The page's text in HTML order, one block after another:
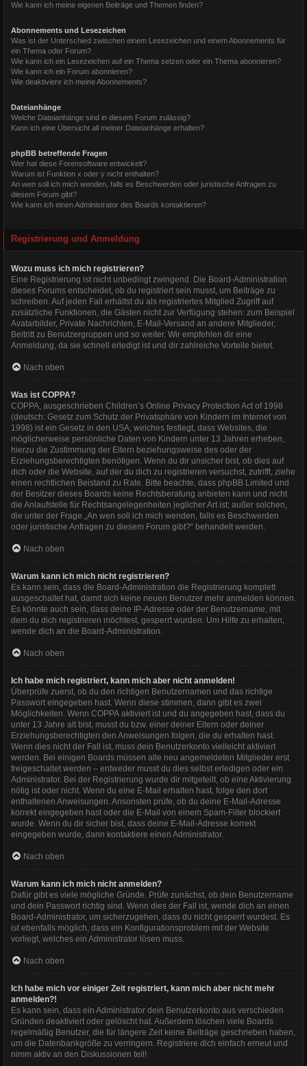
Wie kann ich meine eigenen Beiträge und Themen finden?
Abonnements und Lesezeichen
Was ist der Unterschied zwischen einem Lesezeichen und einem Abonnements für
ein Thema oder Forum?
Wie kann ich ein Lesezeichen auf ein Thema setzen oder ein Thema abonnieren?
Wie kann ich ein Forum abonnieren?
Wie deaktiviere ich meine Abonnements?
Dateianhänge
Welche Dateianhänge sind in diesem Forum zulässig?
Kann ich eine Übersicht all meiner Dateianhänge erhalten?
phpBB betreffende Fragen
Wer hat diese Forensoftware entwickelt?
Warum ist Funktion x oder y nicht enthalten?
An wen soll ich mich wenden, falls es Beschwerden oder juristische Anfragen zu
diesem Forum gibt?
Wie kann ich einen Administrator des Boards kontaktieren?
Registrierung und Anmeldung
Wozu muss ich mich registrieren?
Eine Registrierung ist nicht unbedingt zwingend. Die Board-Administration
dieses Forums entscheidet, ob du registriert sein musst, um Beiträge zu
schreiben. Auf jeden Fall erhältst du als registriertes Mitglied Zugriff auf
zusätzliche Funktionen, die Gästen nicht zur Verfügung stehen: zum Beispiel
Avatarbilder, Private Nachrichten, E-Mail-Versand an andere Mitglieder,
Beitritt zu Benutzergruppen und so weiter. Wir empfehlen dir eine
Anmeldung, da sie schnell erledigt ist und dir zahlreiche Vorteile bietet.
Nach oben
Was ist COPPA?
COPPA, ausgeschrieben Children’s Online Privacy Protection Act of 1998
(deutsch: Gesetz zum Schutz der Privatsphäre von Kindern im Internet von
1998) ist ein Gesetz in den USA, welches festlegt, dass Websites, die
möglicherweise persönliche Daten von Kindern unter 13 Jahren erheben,
hierzu die Zustimmung der Eltern beziehungsweise des oder der
Erziehungsberechtigten benötigen. Wenn du dir unsicher bist, ob dies auf
dich oder die Website, auf der du dich zu registrieren versuchst, zutrifft, ziehe
einen rechtlichen Beistand zu Rate. Bitte beachte, dass phpBB Limited und
der Besitzer dieses Boards keine Rechtsberatung anbieten kann und nicht
die Anlaufstelle für Rechtsangelegenheiten jeglicher Art ist; außer solchen,
die unter der Frage „An wen soll ich mich wenden, falls es Beschwerden
oder juristische Anfragen zu diesem Forum gibt?“ behandelt werden.
Nach oben
Warum kann ich mich nicht registrieren?
Es kann sein, dass die Board-Administration die Registrierung komplett
ausgeschaltet hat, damit sich keine neuen Benutzer mehr anmelden können.
Es könnte auch sein, dass deine IP-Adresse oder der Benutzername, mit
dem du dich registrieren möchtest, gesperrt wurden. Um Hilfe zu erhalten,
wende dich an die Board-Administration.
Nach oben
Ich habe mich registriert, kann mich aber nicht anmelden!
Überprüfe zuerst, ob du den richtigen Benutzernamen und das richtige
Passwort eingegeben hast. Wenn diese stimmen, dann gibt es zwei
Möglichkeiten. Wenn COPPA aktiviert ist und du angegeben hast, dass du
unter 13 Jahre alt bist, musst du bzw. einer deiner Eltern oder deiner
Erziehungsberechtigten den Anweisungen folgen, die du erhalten hast.
Wenn dies nicht der Fall ist, muss dein Benutzerkonto vielleicht aktiviert
werden. Bei einigen Boards müssen alle neu angemeldeten Mitglieder erst
freigeschaltet werden – entweder musst du dies selbst erledigen oder ein
Administrator. Bei der Registrierung wurde dir mitgeteilt, ob eine Aktivierung
nötig ist oder nicht. Wenn du eine E-Mail erhalten hast, folge den dort
enthaltenen Anweisungen. Ansonsten prüfe, ob du deine E-Mail-Adresse
korrekt eingegeben hast oder die E-Mail von einem Spam-Filter blockiert
wurde. Wenn du dir sicher bist, dass deine E-Mail-Adresse korrekt
eingegeben wurde, dann kontaktiere einen Administrator.
Nach oben
Warum kann ich mich nicht anmelden?
Dafür gibt es viele mögliche Gründe. Prüfe zunächst, ob dein Benutzername
und dein Passwort richtig sind. Wenn dies der Fall ist, wende dich an einen
Board-Administrator, um sicherzugehen, dass du nicht gesperrt wurdest. Es
ist ebenfalls möglich, dass ein Konfigurationsproblem mit der Website
vorliegt, welches ein Administrator lösen muss.
Nach oben
Ich habe mich vor einiger Zeit registriert, kann mich aber nicht mehr
anmelden?!
Es kann sein, dass ein Administrator dein Benutzerkonto aus verschieden
Gründen deaktiviert oder gelöscht hat. Außerdem löschen viele Boards
regelmäßig Benutzer, die für längere Zeit keine Beiträge geschrieben haben,
um die Datenbankgröße zu verringern. Registriere dich einfach erneut und
nimm aktiv an den Diskussionen teil!